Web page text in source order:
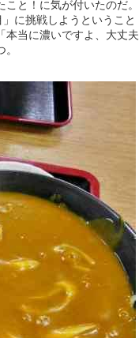
と！に気が付いたのだ。
に挑戦しようということ
本当に濃いですよ、大丈夫